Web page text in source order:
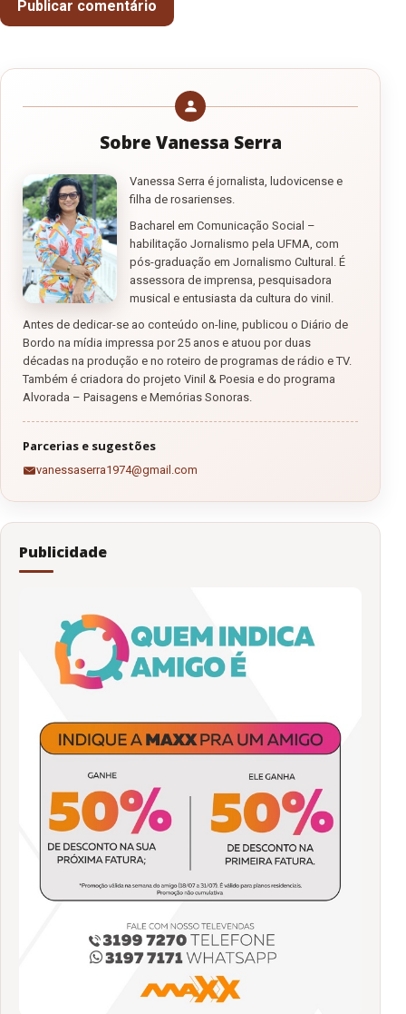
Sobre Vanessa Serra
Vanessa Serra é jornalista, ludovicense e
filha de rosarienses.
Bacharel em Comunicação Social –
habilitação Jornalismo pela UFMA, com
pós-graduação em Jornalismo Cultural. É
assessora de imprensa, pesquisadora
musical e entusiasta da cultura do vinil.
Antes de dedicar-se ao conteúdo on-line, publicou o Diário de
Bordo na mídia impressa por 25 anos e atuou por duas
décadas na produção e no roteiro de programas de rádio e TV.
Também é criadora do projeto Vinil & Poesia e do programa
Alvorada – Paisagens e Memórias Sonoras.
Parcerias e sugestões
vanessaserra1974@gmail.com
Publicidade